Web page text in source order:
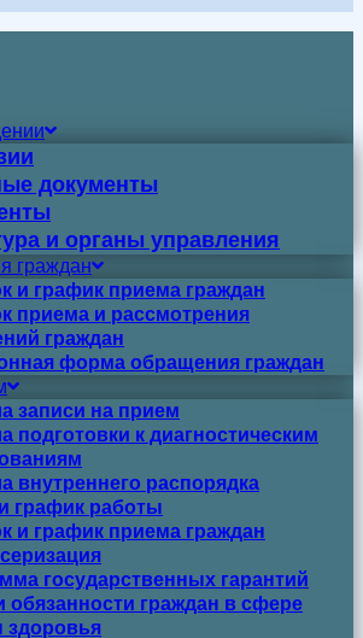
документы
и органы управления
граждан
и график приема граждан
приема и рассмотрения
граждан
форма обращения граждан
записи на прием
подготовки к диагностическим
внутреннего распорядка
график работы
и график приема граждан
государственных гарантий
обязанности граждан в сфере
здоровья